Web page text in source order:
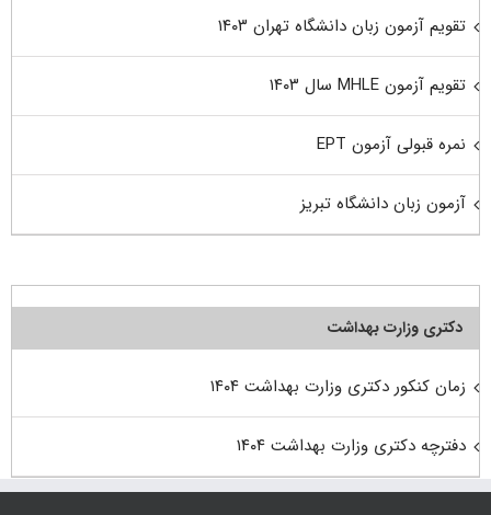
تقویم آزمون زبان دانشگاه تهران ۱۴۰۳
تقویم آزمون MHLE سال ۱۴۰۳
نمره قبولی آزمون EPT
آزمون زبان دانشگاه تبریز
دکتری وزارت بهداشت
زمان کنکور دکتری وزارت بهداشت ۱۴۰۴
دفترچه دکتری وزارت بهداشت ۱۴۰۴